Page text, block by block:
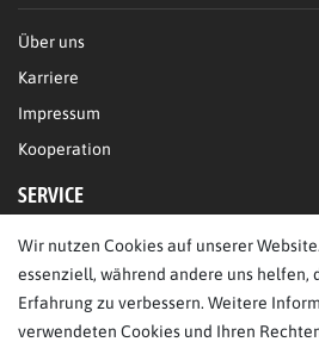
Über uns
Karriere
Impressum
Kooperation
SERVICE
FAQ/Hilfe
Datenschutz
Wir nutzen Cookies auf unserer
essenziell, während andere uns helfen,
Erfahrung zu verbessern. Weitere
verwendeten Cookies und Ihren